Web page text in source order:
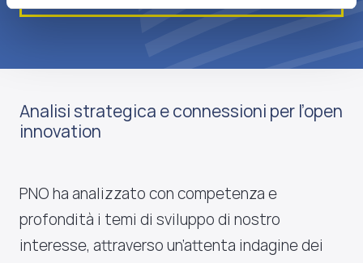
Analisi strategica e connessioni per l’open
innovation
PNO ha analizzato con competenza e
profondità i temi di sviluppo di nostro
interesse, attraverso un’attenta indagine dei